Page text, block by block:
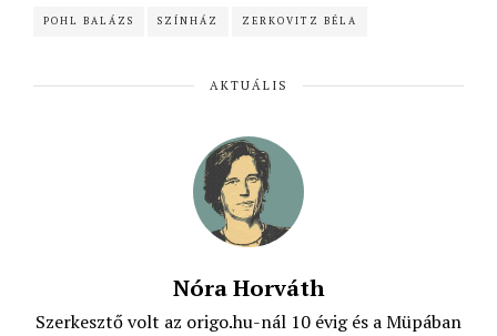
b
s
t
l
POHL BALÁZS SZÍNHÁZ ZERKOVITZ BÉLA
AKTUÁLIS
Nóra Horváth
Szerkesztő volt az origo.hu-nál 10 évig és a Müpában